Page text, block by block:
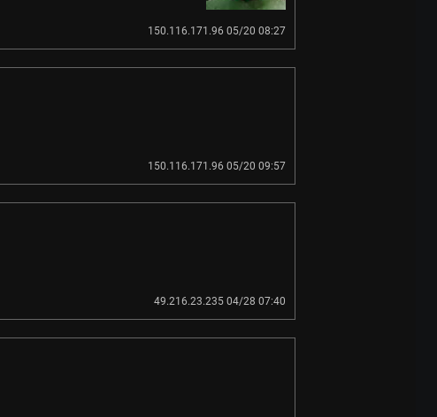
150.116.171.96 05/20 08:27
150.116.171.96 05/20 09:57
49.216.23.235 04/28 07:40